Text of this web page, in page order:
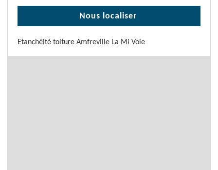
Nous localiser
Etanchéité toiture Amfreville La Mi Voie